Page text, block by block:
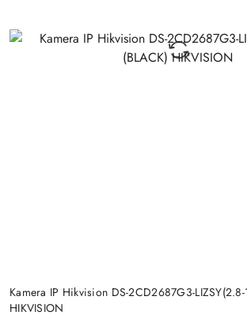
Kamera IP Hikvision DS-2CD2687G3-LIZSY(2.8-
HIKVISION